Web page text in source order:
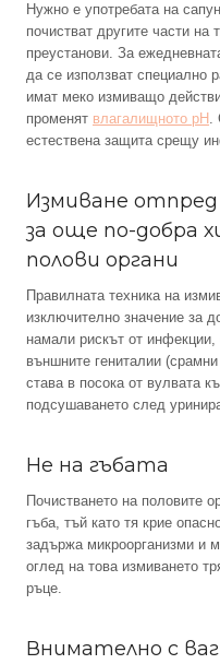
Нужно е употребата на
почистват другите части
преустанови. За
да се използват специално
имат меко измиващо
променят влагалищното pH .
естествена защита срещу
Измиване отпред
за още по-добра
полови органи
Правилната техника на
изключително значение за
намали рискът от
външните гениталии
става в посока от вулвата
подсушаването след
Не на гъбата
Почистването на половите
гъба, тъй като тя крие
задържа микроорганизми и
оглед на това измиването
ръце.
Внимателно с